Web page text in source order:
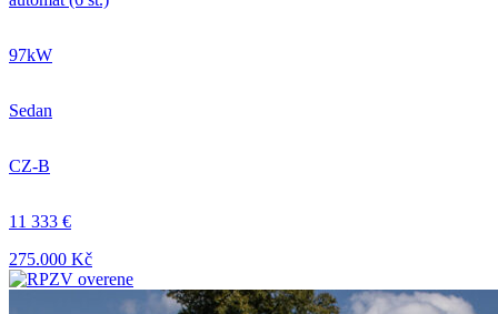
97kW
Sedan
CZ-B
11 333 €
275.000 Kč